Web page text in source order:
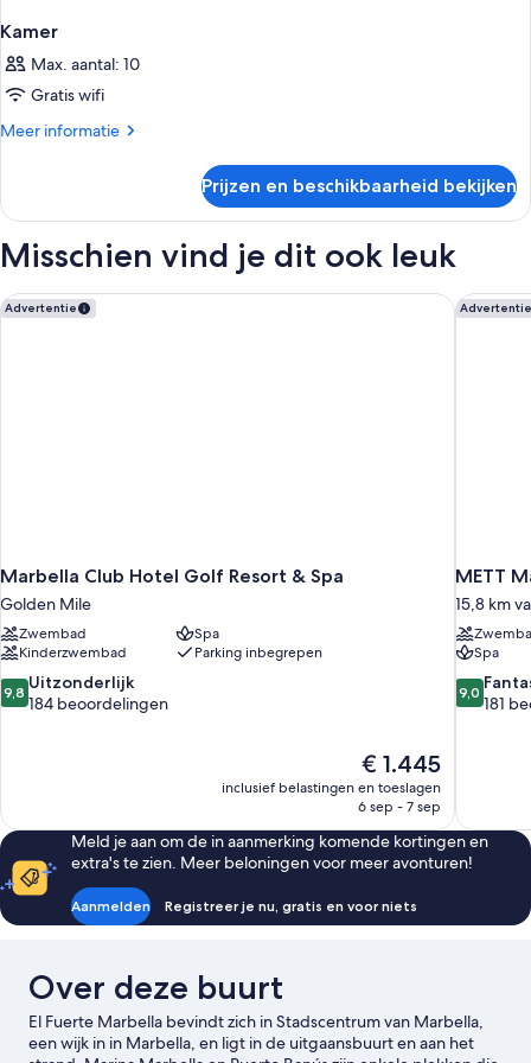
Kamer
Max. aantal: 10
Gratis wifi
Meer informatie
Meer
Prijzen en beschikbaarheid bekijken
Misschien vind je dit ook leuk
Advertentie
Marbella Club Hotel Golf Resort & Spa
Golden Mile
Zwembad
Spa
Kinderzwembad
Parking inbegrepen
9.8
van
9,8 Uitzonderlijk
184 beoordelingen
De
prijs
is
€ 1.445
inclusief belastingen en toeslagen
6 sep - 7 sep
Marbella Club Hotel Golf Resort & Spa Advertentie
METT
15,8 km
Spa
9.0
van
9,0
181
METT
Meld je aan om de in aanmerking komende kortingen en
extra's te zien. Meer beloningen voor meer avonturen!
Aanmelden Registreer je nu, gratis en voor niets
Over deze buurt
El Fuerte Marbella bevindt zich in Stadscentrum van Marbella,
een wijk in in Marbella, en ligt in de uitgaansbuurt en aan het